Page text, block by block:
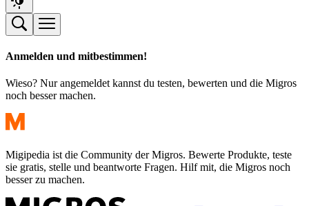
Anmelden und mitbestimmen!
Wieso? Nur angemeldet kannst du testen, bewerten und die Migros
noch besser machen.
Migipedia ist die Community der Migros. Bewerte Produkte, teste
sie gratis, stelle und beantworte Fragen. Hilf mit, die Migros noch
besser zu machen.